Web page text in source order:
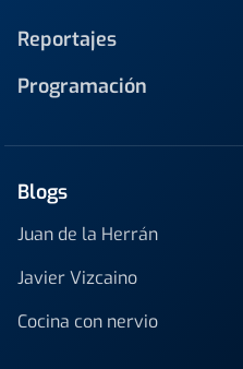
Reportajes
Programación
Blogs
Juan de la Herrán
Javier Vizcaino
Cocina con nervio